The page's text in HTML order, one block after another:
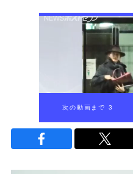
次の動画まで 2